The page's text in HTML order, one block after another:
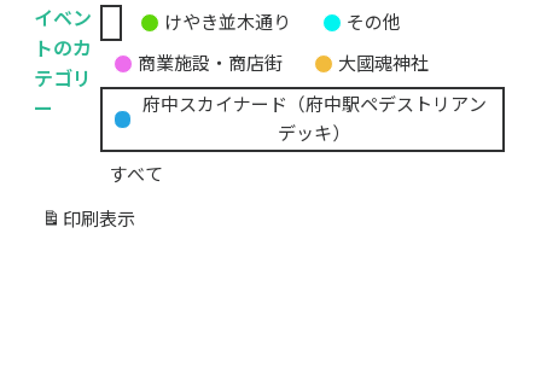
イベン
トのカ
テゴリ
ー
無
題
の
カ
テ
ゴ
リ
けやき並木通り
その他
商業施設・商店街
大國魂神社
府中スカイナード（府中駅ペデストリアン
デッキ）
すべて
印刷 表示